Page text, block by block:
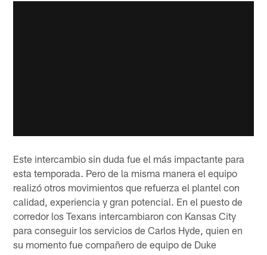
Este intercambio sin duda fue el más impactante para
esta temporada. Pero de la misma manera el equipo
realizó otros movimientos que refuerza el plantel con
calidad, experiencia y gran potencial. En el puesto de
corredor los Texans intercambiaron con Kansas City
para conseguir los servicios de Carlos Hyde, quien en
su momento fue compañero de equipo de Duke